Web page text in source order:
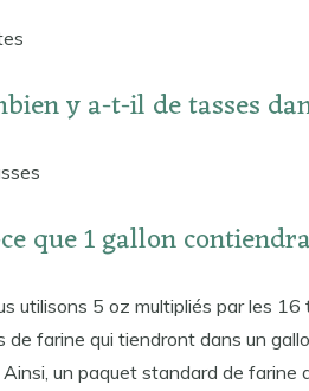
y a-t-il de tasses
que 1 gallon
utilisons 5 oz multipliés par les
de farine qui tiendront dans un
Ainsi, un paquet standard de farine